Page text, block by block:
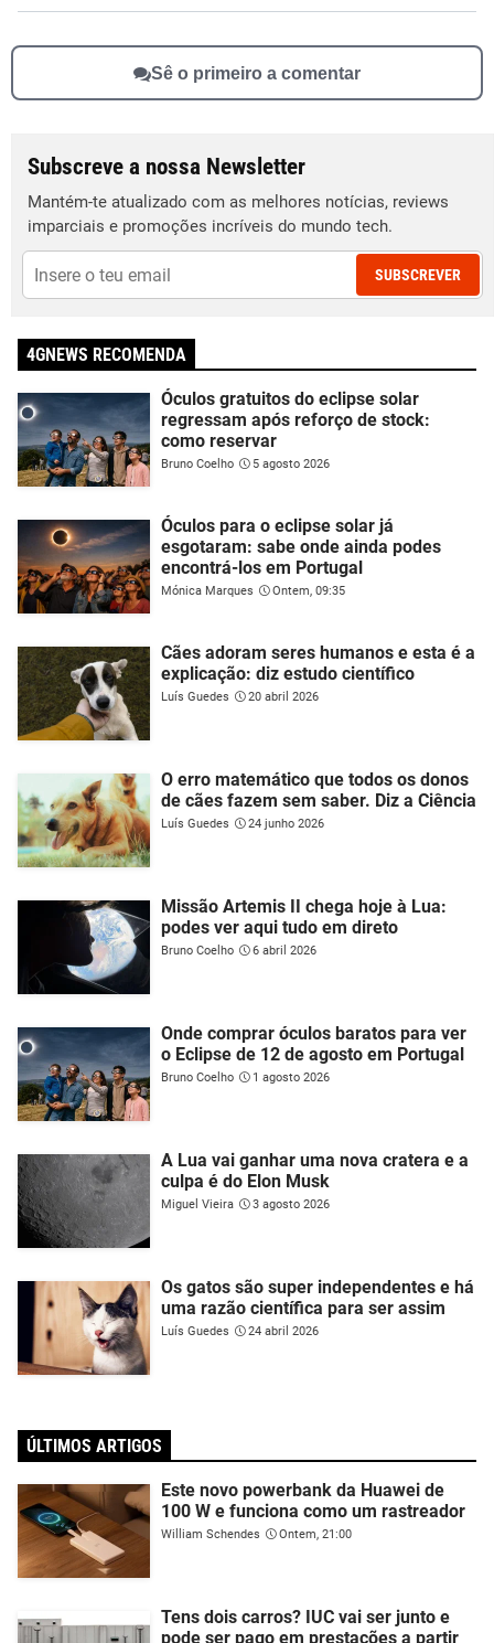
Sê o primeiro a comentar
Subscreve a nossa Newsletter
Mantém-te atualizado com as melhores notícias, reviews
imparciais e promoções incríveis do mundo tech.
SUBSCREVER
4GNEWS RECOMENDA
Óculos gratuitos do eclipse solar
regressam após reforço de stock:
como reservar
Bruno Coelho 5 agosto 2026
Óculos para o eclipse solar já
esgotaram: sabe onde ainda podes
encontrá-los em Portugal
Mónica Marques Ontem, 09:35
Cães adoram seres humanos e esta é a
explicação: diz estudo científico
Luís Guedes 20 abril 2026
O erro matemático que todos os donos
de cães fazem sem saber. Diz a Ciência
Luís Guedes 24 junho 2026
Missão Artemis II chega hoje à Lua:
podes ver aqui tudo em direto
Bruno Coelho 6 abril 2026
Onde comprar óculos baratos para ver
o Eclipse de 12 de agosto em Portugal
Bruno Coelho 1 agosto 2026
A Lua vai ganhar uma nova cratera e a
culpa é do Elon Musk
Miguel Vieira 3 agosto 2026
Os gatos são super independentes e há
uma razão científica para ser assim
Luís Guedes 24 abril 2026
ÚLTIMOS ARTIGOS
Este novo powerbank da Huawei de
100 W e funciona como um rastreador
William Schendes Ontem, 21:00
Tens dois carros? IUC vai ser junto e
pode ser pago em prestações a partir